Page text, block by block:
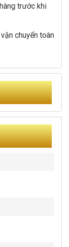
trước khi
chuyển toàn